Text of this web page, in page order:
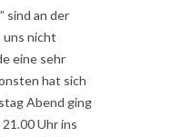
sind an der
uns nicht
eine sehr
hat sich
Abend ging
Uhr ins